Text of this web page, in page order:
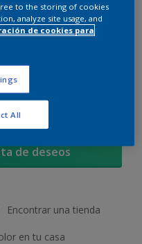
pintura
Calcular
de deseos
Encontrar una tienda
en tu casa
to the storing of cookies
analyze site usage, and
de cookies para
All